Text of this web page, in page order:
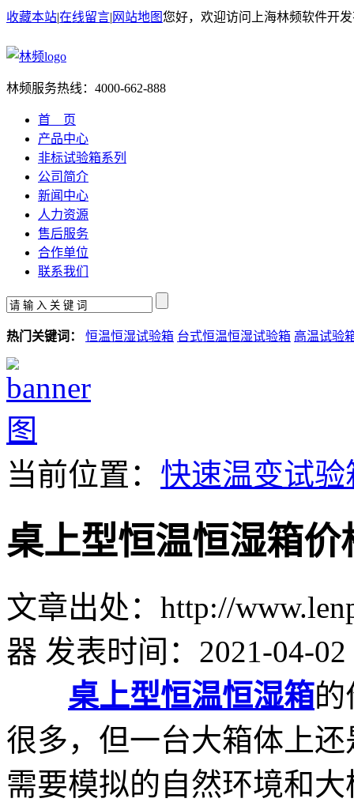
收藏本站|在线留言| 网站地图您好，欢迎访问上海林频软件开
林频服务热线： 4000-662-888
首 页
产品中心
非标试验箱系列
公司简介
新闻中心
人力资源
售后服务
合作单位
联系我们
热门关键词： 恒温恒湿试验箱 台式恒温恒湿试验箱 高温试验
当前位置： 快速温变试验
桌上型恒温恒湿箱价
文章出处：http://
器 发表时间：2021-04-02
桌上型恒温恒湿箱
很多，但一台大箱体上
需要模拟的自然环境和